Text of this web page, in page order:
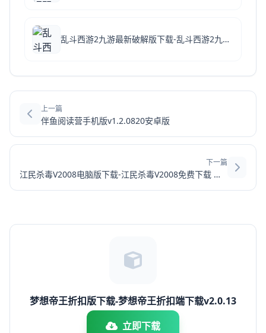
乱斗西游2九游最新破解版下载-乱斗西游2九游版本下载 v1.0.160安卓版
上一篇
伴鱼阅读营手机版v1.2.0820安卓版
下一篇
江民杀毒V2008电脑版下载-江民杀毒V2008免费下载 官方破解版
梦想帝王折扣版下载-梦想帝王折扣端下载v2.0.13
立即下载